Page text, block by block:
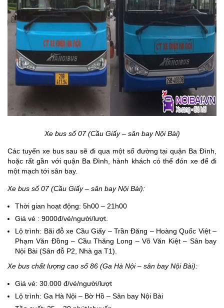
Xe bus số 07 (Cầu Giấy – sân bay Nội Bài)
Các tuyến xe bus sau sẽ đi qua một số đường tại quận Ba Đình,
hoặc rất gần với quận Ba Đình, hành khách có thể đón xe để đi
một mạch tới sân bay.
Xe bus số 07 (Cầu Giấy – sân bay Nội Bài):
Thời gian hoạt động: 5h00 – 21h00
Giá vé : 9000đ/vé/người/lượt.
Lộ trình: Bãi đỗ xe Cầu Giấy – Trần Đăng – Hoàng Quốc Việt –
Phạm Văn Đồng – Cầu Thăng Long – Võ Văn Kiệt – Sân bay
Nội Bài (Sân đỗ P2, Nhà ga T1).
Xe bus chất lượng cao số 86 (Ga Hà Nội – sân bay Nội Bài):
Giá vé: 30.000 đ/vé/người/lượt
Lộ trình: Ga Hà Nội – Bờ Hồ – Sân bay Nội Bài